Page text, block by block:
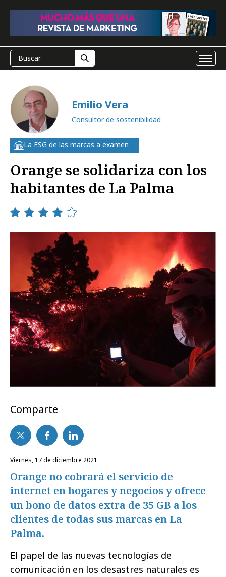
Emilio Vera
Consultor de sostenibilidad
La ESG de las marcas a examen
Orange se solidariza con los
habitantes de La Palma
Comparte
viernes, 17 de diciembre 2021
Orange no cobrará el servicio de
internet en hogares y negocios y ofrece
un bono de datos extra de 35 GB a los
clientes de todas sus marcas en La
Palma.
El papel de las nuevas tecnologías de
comunicación en los desastres naturales es